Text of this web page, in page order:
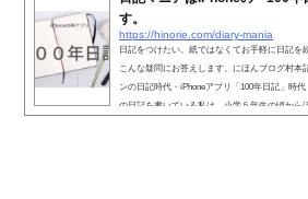
す。
https://hinorie.com/diary-mania
日記をつけたい。紙ではなくてお手軽に日記を
こんな疑問にお答えします。にほんブログ村本
ンの日記時代・iPhoneアプリ「100年日記」時
の日記を書いている私は、小学５年生の頃から